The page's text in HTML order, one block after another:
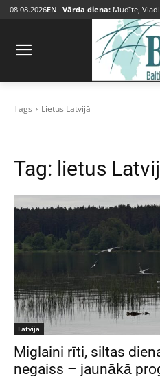
08.08.2026EN Vārda diena: Mudīte,
Tags Lietus Latvijā
Tag: lietus
Latvija
Miglaini rīti, siltas
negaiss – jaunākā